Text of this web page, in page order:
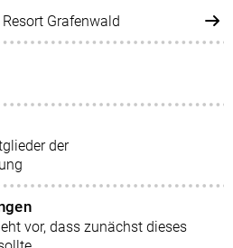
Grafenwald
der
vor, dass zunächst dieses